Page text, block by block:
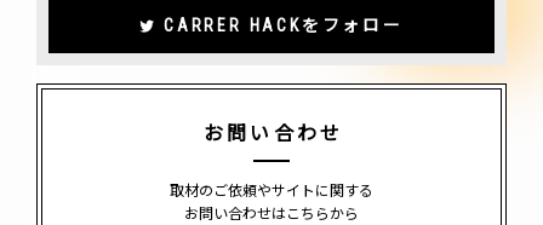
CARRER HACKをフォロー
お問い合わせ
取材のご依頼やサイトに関する
お問い合わせはこちらから